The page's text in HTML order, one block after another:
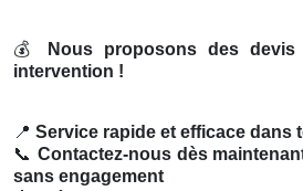
💰
Nous proposons des
intervention !
📍 Service rapide et efficace dans
📞 Contactez-nous dès
sans engagement